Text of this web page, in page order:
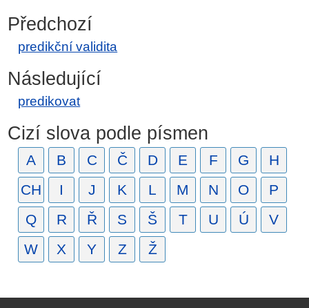
Předchozí
predikční validita
Následující
predikovat
Cizí slova podle písmen
A B C Č D E F G
H
CH
I J K L M N O
P
Q
R Ř S Š T U Ú
V
W
X Y Z Ž